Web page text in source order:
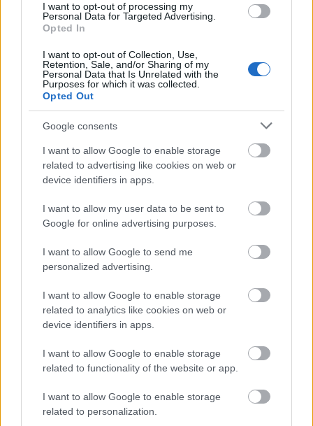
I want to opt-out of processing my
Personal Data for Targeted Advertising.
Opted In
I want to opt-out of Collection, Use,
Retention, Sale, and/or Sharing of my
Personal Data that Is Unrelated with the
Purposes for which it was collected.
Opted Out
Google consents
I want to allow Google to enable storage
related to advertising like cookies on web or
device identifiers in apps.
I want to allow my user data to be sent to
Google for online advertising purposes.
I want to allow Google to send me
personalized advertising.
I want to allow Google to enable storage
related to analytics like cookies on web or
device identifiers in apps.
I want to allow Google to enable storage
related to functionality of the website or app.
I want to allow Google to enable storage
related to personalization.
Recenzje
Porównania
Porady
Promocje
FinTech
Hardware PC
Moto
Gaming
AI
Redakcja
Reklama
Kontakt
Urządzenia
SMARTFONY